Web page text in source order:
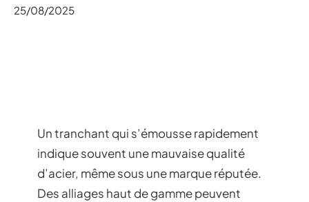
25/08/2025
Un tranchant qui s’émousse rapidement
indique souvent une mauvaise qualité
d’acier, même sous une marque réputée.
Des alliages haut de gamme peuvent